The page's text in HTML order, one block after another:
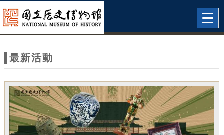
網
站
主
題
最新活動